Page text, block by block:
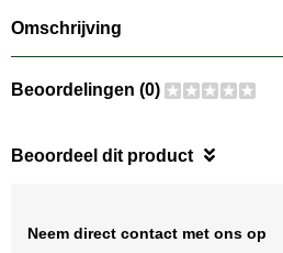
Omschrijving
Beoordelingen (0)
Beoordeel dit product
Neem direct contact met ons op